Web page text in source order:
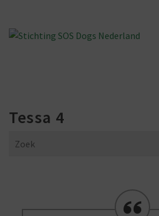
Tessa 4
Search